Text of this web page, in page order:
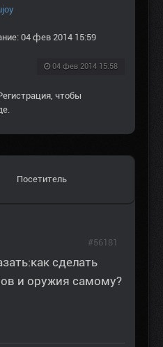
04 фев 2014 15:59
04 фев 2014 15:58
, чтобы
Посетитель
сделать
и оружия самому?
#56181